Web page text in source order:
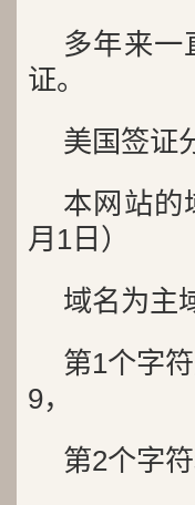
多年来一
证。
美国签证
本网站的
月1日）
域名为主
第1个字
9，
第2个字